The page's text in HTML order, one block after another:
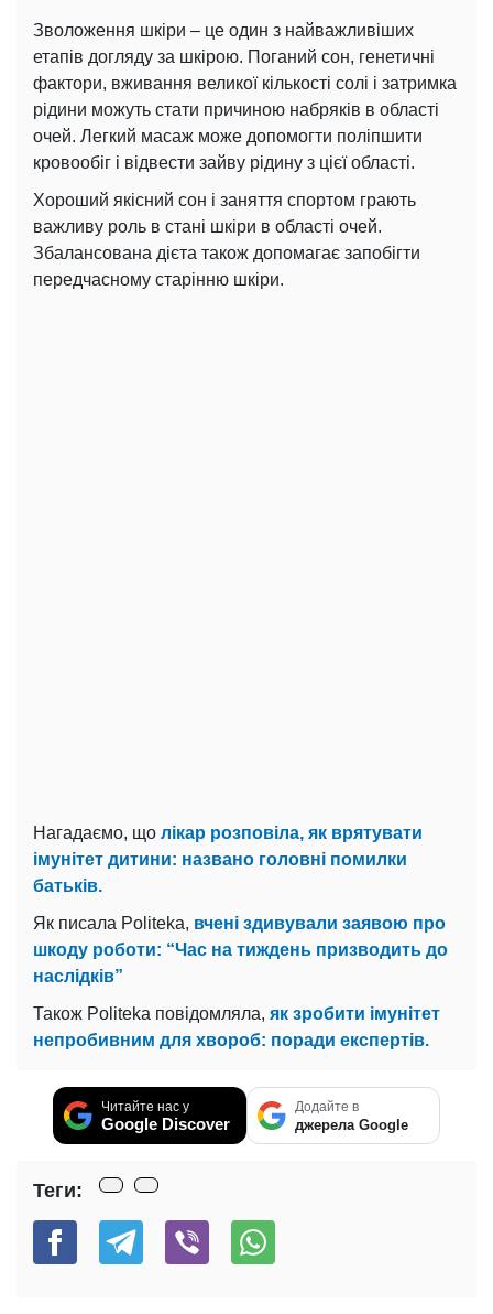
Зволоження шкіри – це один з найважливіших
етапів догляду за шкірою. Поганий сон, генетичні
фактори, вживання великої кількості солі і затримка
рідини можуть стати причиною набряків в області
очей. Легкий масаж може допомогти поліпшити
кровообіг і відвести зайву рідину з цієї області.
Хороший якісний сон і заняття спортом грають
важливу роль в стані шкіри в області очей.
Збалансована дієта також допомагає запобігти
передчасному старінню шкіри.
Нагадаємо, що лікар розповіла, як врятувати
імунітет дитини: названо головні помилки
батьків.
Як писала Politeka, вчені здивували заявою про
шкоду роботи: “Час на тиждень призводить до
наслідків”
Також Politeka повідомляла, як зробити імунітет
непробивним для хвороб: поради експертів.
Читайте нас у
Google Discover
Додайте в
джерела Google
Теги: